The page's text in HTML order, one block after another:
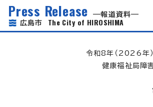
Press Release
報道資料
広島市 The City of HIROSHIMA
令和8年（2026年
健康福祉局障